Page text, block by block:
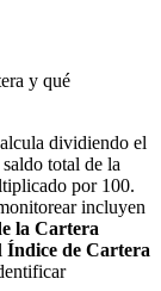
y qué
dividiendo el
total de la
por 100.
incluyen
la Cartera
Índice de Cartera